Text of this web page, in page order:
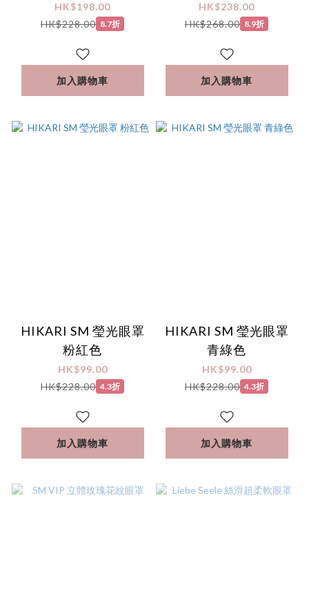
HK$198.00
HK$228.00 8.7折
加入購物車
蒙眼罩
HK$238.00
HK$268.00 8.9折
加入購物車
HIKARI SM 瑩光眼罩
粉紅色
HK$99.00
HK$228.00 4.3折
加入購物車
HIKARI SM 瑩光眼罩
青綠色
HK$99.00
HK$228.00 4.3折
加入購物車